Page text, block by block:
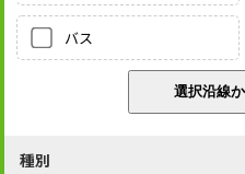
バス
種別